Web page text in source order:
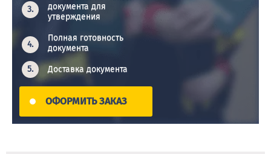
документа для
утверждения
Полная готовность
документа
Доставка документа
ОФОРМИТЬ ЗАКАЗ